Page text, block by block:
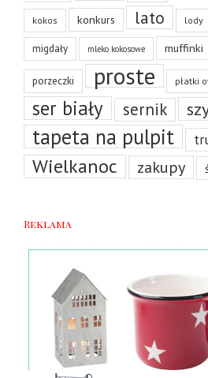
kokos konkurs lato lody
migdały mleko kokosowe muffinki
porzeczki proste płatki
ser biały sernik
tapeta na pulpit
Wielkanoc zakupy
Reklama